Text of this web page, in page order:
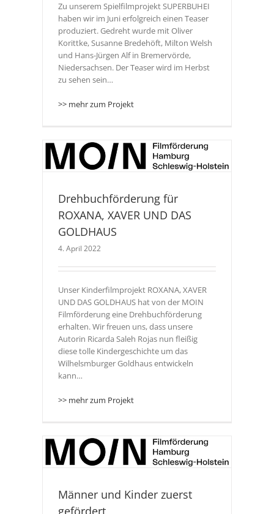
Zu unserem Spielfilmprojekt SUPERBUHEI
haben wir im Juni erfolgreich einen Teaser
produziert. Gedreht wurde mit Oliver
Korittke, Susanne Bredehöft, Milton Welsh
und Hans-Jürgen Alf in Bremervörde,
Niedersachsen. Der Teaser wird im Herbst
zu sehen sein…
>> mehr zum Projekt
Drehbuchförderung für
ROXANA, XAVER UND DAS
GOLDHAUS
4. April 2022
Unser Kinderfilmprojekt ROXANA, XAVER
UND DAS GOLDHAUS hat von der MOIN
Filmförderung eine Drehbuchförderung
erhalten. Wir freuen uns, dass unsere
Autorin Ricarda Saleh Rojas nun fleißig
diese tolle Kindergeschichte um das
Wilhelsmburger Goldhaus entwickeln
kann…
>> mehr zum Projekt
Männer und Kinder zuerst
gefördert